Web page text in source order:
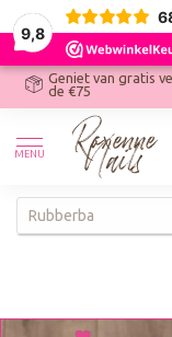
9,8
Geniet van gratis
de €75
MENU